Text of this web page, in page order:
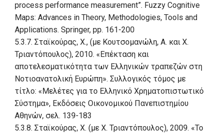
process performance measurement”. Fuzzy Cognitive
Maps: Advances in Theory, Methodologies, Tools and
Applications. Springer, pp. 161-200
5.3.7. Σταϊκούρας, Χ., (με Κουτσομανώλη, Α. και Χ.
Τριαντόπουλος), 2010. «Επέκταση και
αποτελεσματικότητα των Ελληνικών τραπεζών στη
Νοτιοανατολική Ευρώπη». Συλλογικός τόμος με
τίτλο: «Μελέτες για το Ελληνικό Χρηματοπιστωτικό
Σύστημα», Εκδόσεις Οικονομικού Πανεπιστημίου
Αθηνών, σελ. 139-183
5.3.8. Σταϊκούρας, Χ. (με Χ. Τριαντόπουλος), 2009. «Το